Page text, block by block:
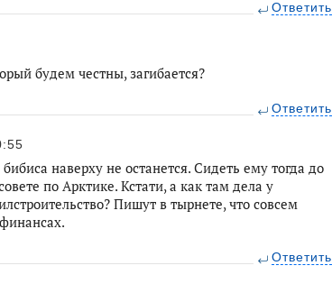
Ответить
будем честны, загибается?
Ответить
наверху не останется. Сидеть ему тогда до
по Арктике. Кстати, а как там дела у
Пишут в тырнете, что совсем
Ответить